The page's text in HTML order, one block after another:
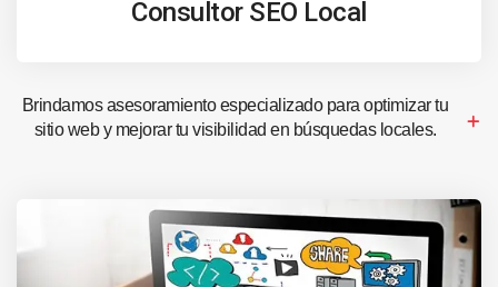
Consultor SEO Local
Brindamos asesoramiento especializado para optimizar tu
sitio web y mejorar tu visibilidad en búsquedas locales.